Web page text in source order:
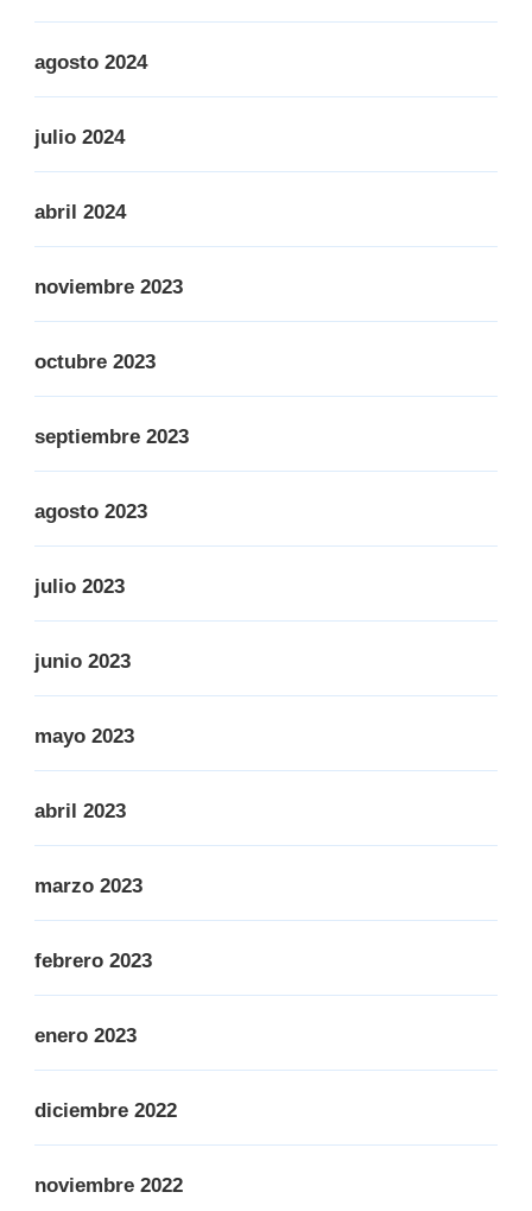
agosto 2024
julio 2024
abril 2024
noviembre 2023
octubre 2023
septiembre 2023
agosto 2023
julio 2023
junio 2023
mayo 2023
abril 2023
marzo 2023
febrero 2023
enero 2023
diciembre 2022
noviembre 2022